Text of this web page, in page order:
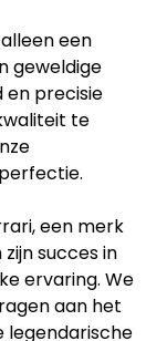
een
geweldige
en precisie
te
een merk
succes in
ervaring. We
aan het
legendarische